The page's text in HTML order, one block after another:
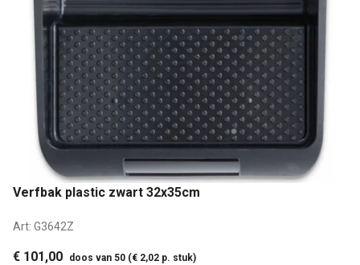
Verfbak plastic zwart 32x35cm
Art: G3642Z
€ 101,00 doos van 50 (€ 2,02 p. stuk)